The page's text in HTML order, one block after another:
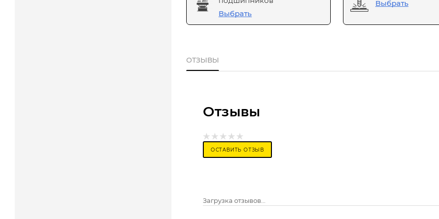
Выбрать
Выбрать
ОТЗЫВЫ
Отзывы
ОСТАВИТЬ ОТЗЫВ
Загрузка отзывов...